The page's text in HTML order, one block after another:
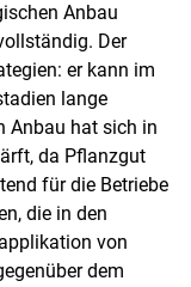
Anbau
Der
er kann im
lange
Anbau hat sich in
da Pflanzgut
für die Betriebe
die in den
von
dem